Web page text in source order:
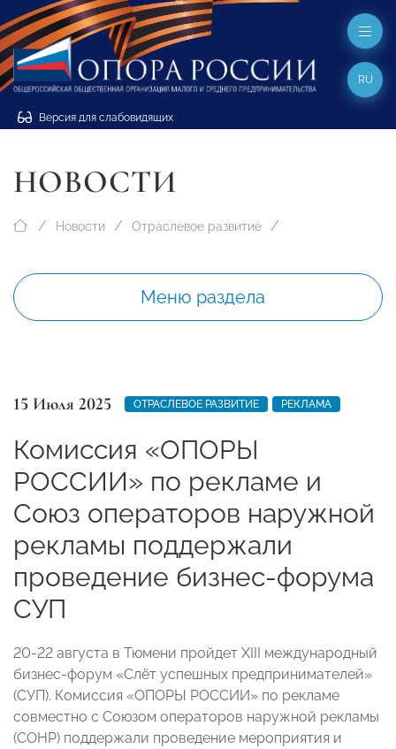
Версия для слабовидящих
RU
НОВОСТИ
Новости Отраслевое развитие
Меню раздела
15 Июля 2025 ОТРАСЛЕВОЕ РАЗВИТИЕ РЕКЛАМА
Комиссия «ОПОРЫ
РОССИИ» по рекламе и
Союз операторов наружной
рекламы поддержали
проведение бизнес-форума
СУП
20-22 августа в Тюмени пройдет XIII международный
бизнес-форум «Слёт успешных предпринимателей»
(СУП). Комиссия «ОПОРЫ РОССИИ» по рекламе
совместно с Союзом операторов наружной рекламы
(СОНР) поддержали проведение мероприятия и